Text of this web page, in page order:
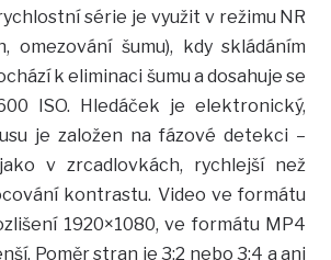
série je využit v režimu NR
omezování šumu), kdy skládáním
k eliminaci šumu a dosahuje se
ISO. Hledáček je elektronický,
je založen na fázové detekci –
v zrcadlovkách, rychlejší než
kontrastu. Video ve formátu
1920×1080, ve formátu MP4
Poměr stran je 3:2 nebo 3:4 a ani